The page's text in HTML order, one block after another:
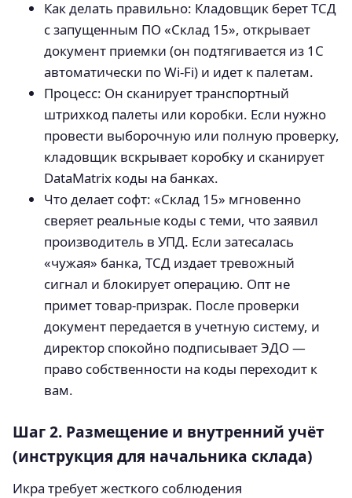
Как делать правильно: Кладовщик берет ТСД
с запущенным ПО «Склад 15», открывает
документ приемки (он подтягивается из 1С
автоматически по Wi-Fi) и идет к палетам.
Процесс: Он сканирует транспортный
штрихкод палеты или коробки. Если нужно
провести выборочную или полную проверку,
кладовщик вскрывает коробку и сканирует
DataMatrix коды на банках.
Что делает софт: «Склад 15» мгновенно
сверяет реальные коды с теми, что заявил
производитель в УПД. Если затесалась
«чужая» банка, ТСД издает тревожный
сигнал и блокирует операцию. Опт не
примет товар-призрак. После проверки
документ передается в учетную систему, и
директор спокойно подписывает ЭДО —
право собственности на коды переходит к
вам.
Шаг 2. Размещение и внутренний учёт
(инструкция для начальника склада)
Икра требует жесткого соблюдения